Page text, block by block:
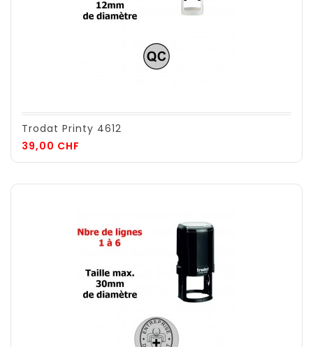
Trodat Printy 4612
39,00 CHF